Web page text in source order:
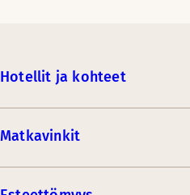
Hotellit ja kohteet
Matkavinkit